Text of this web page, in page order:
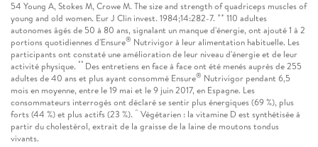
54 Young A, Stokes M, Crowe M. The size and strength of quadriceps muscles of
young and old women. Eur J Clin invest. 1984;14:282-7. ++ 110 adultes
autonomes âgés de 50 à 80 ans, signalant un manque d'énergie, ont ajouté 1 à 2
portions quotidiennes d'Ensure® Nutrivigor à leur alimentation habituelle. Les
participants ont constaté une amélioration de leur niveau d'énergie et de leur
activité physique. ** Des entretiens en face à face ont été menés auprès de 255
adultes de 40 ans et plus ayant consommé Ensure® Nutrivigor pendant 6,5
mois en moyenne, entre le 19 mai et le 9 juin 2017, en Espagne. Les
consommateurs interrogés ont déclaré se sentir plus énergiques (69 %), plus
forts (44 %) et plus actifs (23 %). ^ Végétarien : la vitamine D est synthétisée à
partir du cholestérol, extrait de la graisse de la laine de moutons tondus
vivants.